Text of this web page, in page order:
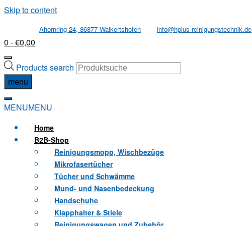
Skip to content
Ahornring 24, 86877 Walkertshofen info@hplus-reinigungstechnik.de
0 - €0,00
Products search
menu
MENUMENU
Home
B2B-Shop
Reinigungsmopp, Wischbezüge
Mikrofasertücher
Tücher und Schwämme
Mund- und Nasenbedeckung
Handschuhe
Klapphalter & Stiele